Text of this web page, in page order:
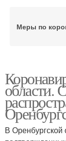
Меры по
области.
В Оренбургской